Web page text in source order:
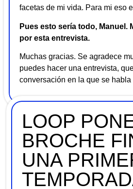
facetas de mi vida. Para mi eso
Pues esto sería todo, Manuel.
por esta entrevista.
Muchas gracias. Se agradece
puedes hacer una entrevista,
conversación en la que se habla
LOOP
BROCHE
UNA